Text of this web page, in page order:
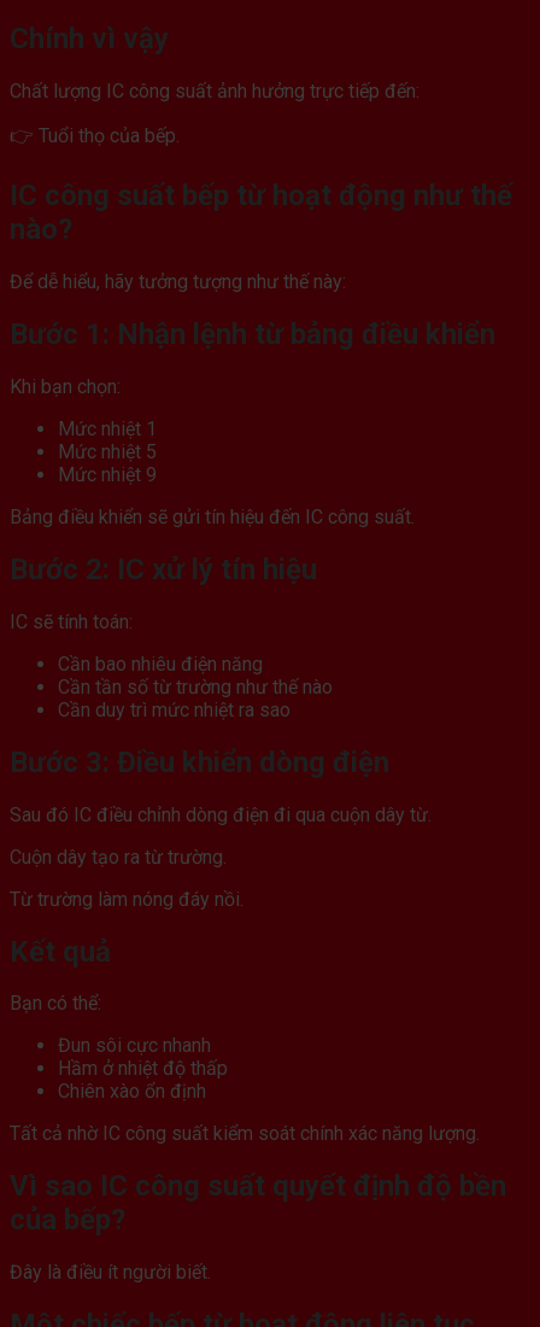
Chính vì vậy
Chất lượng IC công suất ảnh hưởng trực tiếp đến:
👉 Tuổi thọ của bếp.
IC công suất bếp từ hoạt động như thế
nào?
Để dễ hiểu, hãy tưởng tượng như thế này:
Bước 1: Nhận lệnh từ bảng điều khiển
Khi bạn chọn:
Mức nhiệt 1
Mức nhiệt 5
Mức nhiệt 9
Bảng điều khiển sẽ gửi tín hiệu đến IC công suất.
Bước 2: IC xử lý tín hiệu
IC sẽ tính toán:
Cần bao nhiêu điện năng
Cần tần số từ trường như thế nào
Cần duy trì mức nhiệt ra sao
Bước 3: Điều khiển dòng điện
Sau đó IC điều chỉnh dòng điện đi qua cuộn dây từ.
Cuộn dây tạo ra từ trường.
Từ trường làm nóng đáy nồi.
Kết quả
Bạn có thể:
Đun sôi cực nhanh
Hầm ở nhiệt độ thấp
Chiên xào ổn định
Tất cả nhờ IC công suất kiểm soát chính xác năng lượng.
Vì sao IC công suất quyết định độ bền
của bếp?
Đây là điều ít người biết.